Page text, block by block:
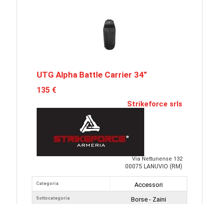
UTG Alpha Battle Carrier 34”
135 €
Strikeforce srls
Via Nettunense 132
00075 LANUVIO (RM)
Categoria
Sottocategoria
Accessori
Borse - Zaini